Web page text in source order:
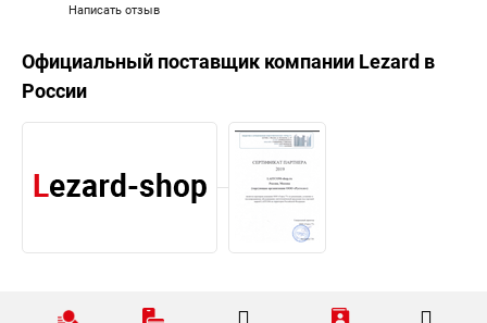
Написать отзыв
Официальный поставщик компании Lezard в
России